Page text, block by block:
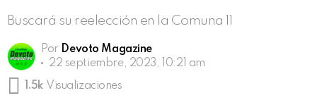
Buscará su reelección en la Comuna 11
Por Devoto Magazine
22 septiembre, 2023, 10:21 am
1.5k Visualizaciones